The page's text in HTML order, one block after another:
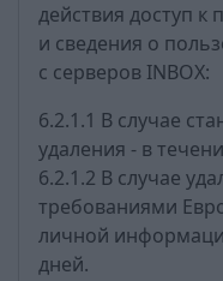
действия доступ к
и сведения о
с серверов INBOX:
6.2.1.1 В случае
удаления - в
6.2.1.2 В случае
требованиями
личной
дней.